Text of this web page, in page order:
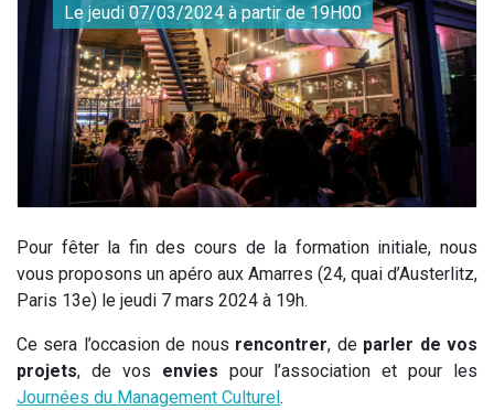
Le jeudi 07/03/2024 à partir de 19H00
Pour fêter la fin des cours de la formation initiale, nous
vous proposons un apéro aux Amarres (24, quai d’Austerlitz,
Paris 13e) le jeudi 7 mars 2024 à 19h.
Ce sera l’occasion de nous rencontrer, de parler de vos
projets, de vos envies pour l’association et pour les
Journées du Management Culturel .